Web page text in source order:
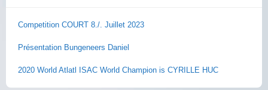
Competition COURT 8./. Juillet 2023
Présentation Bungeneers Daniel
2020 World Atlatl ISAC World Champion is CYRILLE HUC